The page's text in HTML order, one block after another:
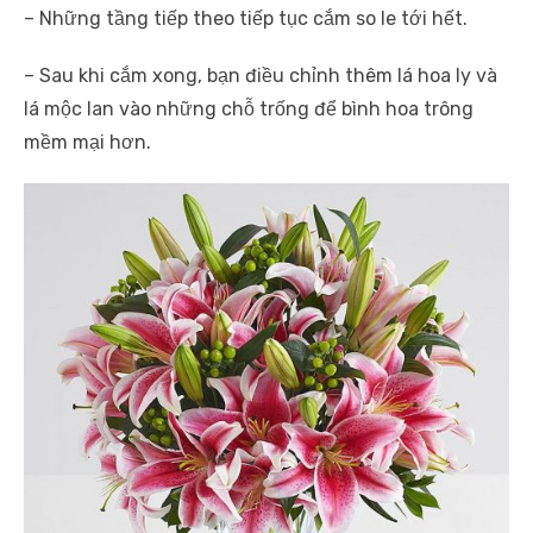
– Những tầng tiếp theo tiếp tục cắm so le tới hết.
– Sau khi cắm xong, bạn điều chỉnh thêm lá hoa ly và
lá mộc lan vào những chỗ trống để bình hoa trông
mềm mại hơn.